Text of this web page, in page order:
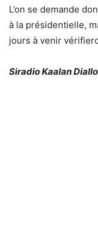
L’on se demande
à la présidentielle,
jours à venir
Siradio Kaalan